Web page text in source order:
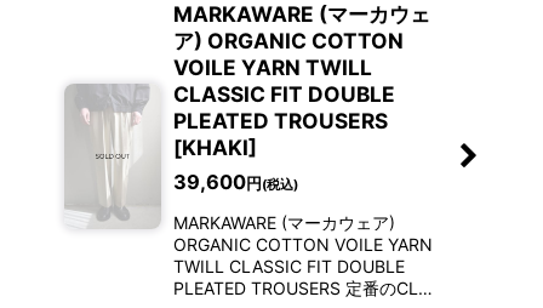
MARKAWARE (マーカウェ
ア) ORGANIC COTTON
VOILE YARN TWILL
CLASSIC FIT DOUBLE
PLEATED TROUSERS
[KHAKI]
39,600円 (税込)
MARKAWARE (マーカウェア)
ORGANIC COTTON VOILE YARN
TWILL CLASSIC FIT DOUBLE
PLEATED TROUSERS 定番のCL…